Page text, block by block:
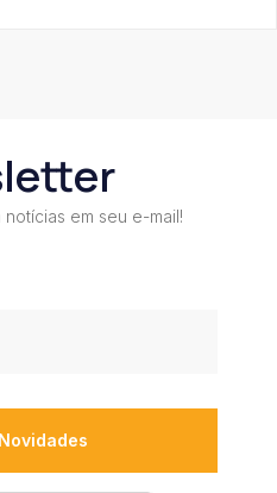
em seu e-mail!